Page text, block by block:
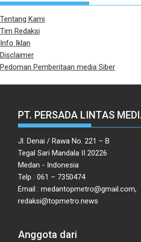
Tentang Kami
Tim Redaksi
Info Iklan
Disclaimer
Pedoman Pemberitaan media Siber
PT. PERSADA LINTAS
Jl. Denai / Rawa No. 221 – B
Tegal Sari Mandala II 20226
Medan - Indonesia
Telp : 061 – 7350474
Email : medantopmetro@gmail.com,
redaksi@topmetro.news
Anggota dari